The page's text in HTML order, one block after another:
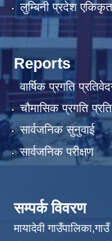
लुम्बिनी प्रदेश
Reports
वार्षिक प्रगति
चौमासिक प्रगति
सार्वजनिक सुनुवाई
सार्वजनिक परीक्षण
सम्पर्क विवरण
मायादेवी